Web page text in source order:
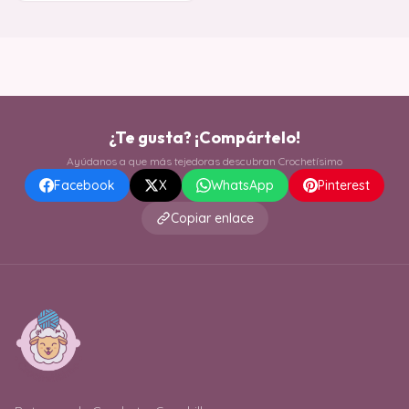
¿Te gusta? ¡Compártelo!
Ayúdanos a que más tejedoras descubran Crochetísimo
Facebook X WhatsApp
Pinterest
Copiar enlace